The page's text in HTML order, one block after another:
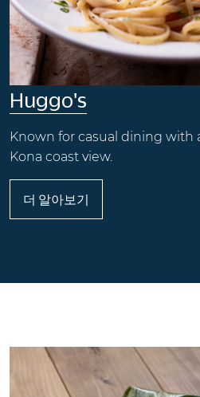
Huggo's
Known for casual dining with
Kona coast view.
더 알아보기